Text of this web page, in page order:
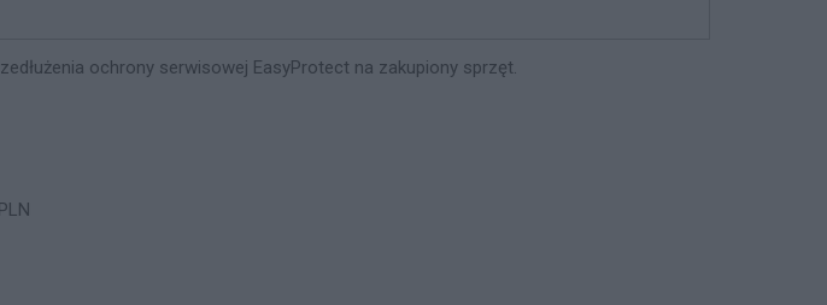
ochrony serwisowej EasyProtect na zakupiony sprzęt.